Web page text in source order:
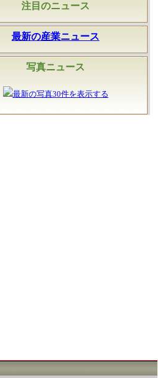
注目のニュース
最新の産業ニュース
写真ニュース
最新の写真30件を表示する